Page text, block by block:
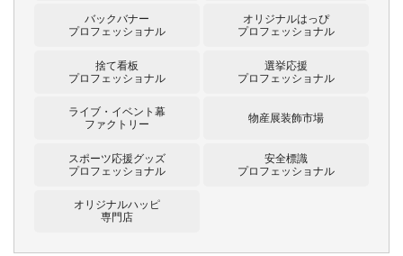
バックバナー
プロフェッショナル
オリジナルはっぴ
プロフェッショナル
捨て看板
プロフェッショナル
選挙応援
プロフェッショナル
ライブ・イベント幕
ファクトリー
物産展装飾市場
スポーツ応援グッズ
プロフェッショナル
安全標識
プロフェッショナル
オリジナルハッピ
専門店